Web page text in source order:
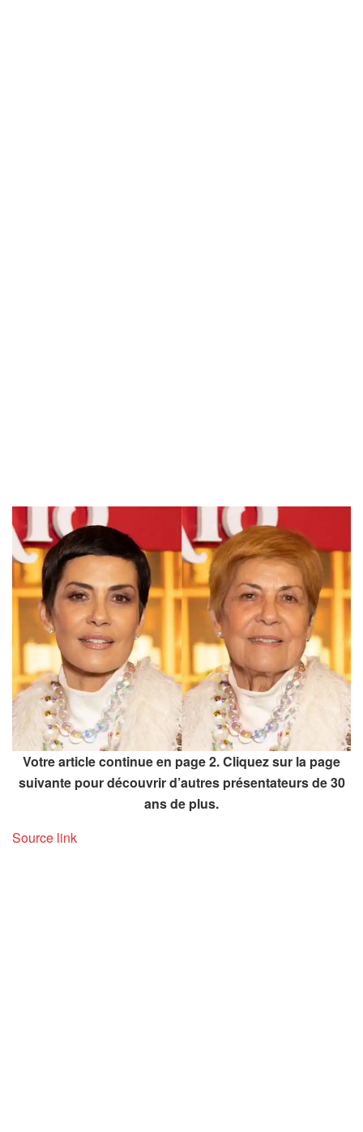
Votre article continue en page 2. Cliquez sur la page
suivante pour découvrir d’autres présentateurs de 30
ans de plus.
Source link